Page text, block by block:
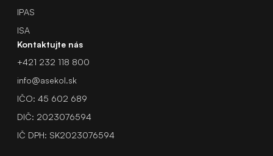
IPAS
ISA
Kontaktujte nás
+421 232 118 800
info@asekol.sk
IČO: 45 602 689
DIČ: 2023076594
IČ DPH: SK2023076594